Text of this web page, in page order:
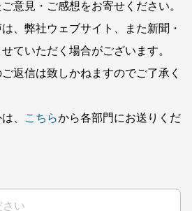
意見・ご感想をお寄せください。
、弊社ウェブサイト、また新聞・
ていただく場合がございます。
返信は致しかねますのでご了承く
、
こちらから各部門にお送りくだ